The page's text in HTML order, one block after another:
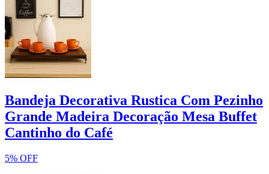
Bandeja Decorativa Rustica Com Pezinho
Grande Madeira Decoração Mesa Buffet
Cantinho do Café
5% OFF